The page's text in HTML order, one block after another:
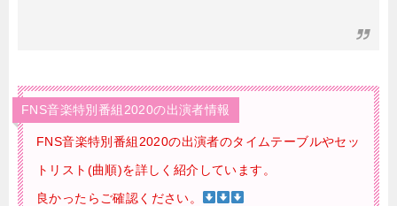
FNS音楽特別番組2020の出演者情報
FNS音楽特別番組2020の出演者のタイムテーブルやセッ
トリスト(曲順)を詳しく紹介しています。
良かったらご確認ください。